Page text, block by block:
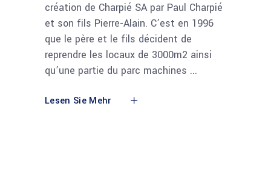
création de Charpié SA par Paul Charpié
et son fils Pierre-Alain. C’est en 1996
que le père et le fils décident de
reprendre les locaux de 3000m2 ainsi
qu’une partie du parc machines
Lesen Sie Mehr